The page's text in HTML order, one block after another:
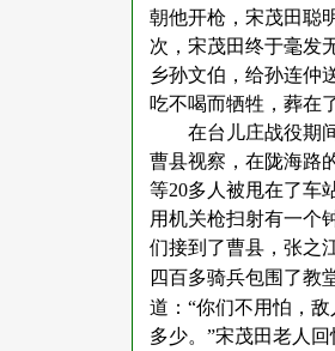
朝他开枪，宋茂田聪
次，宋茂田终于毫发
乡孙文伯，给孙连仲
吃不喝而牺牲，葬在
在台儿庄战役期
曹县视察，在陇海路
等20多人被甩在了车
用机关枪扫射有一个
们接到了曹县，张之
四百多骑兵包围了教
道：“你们不用怕，
多少。”宋茂田老人